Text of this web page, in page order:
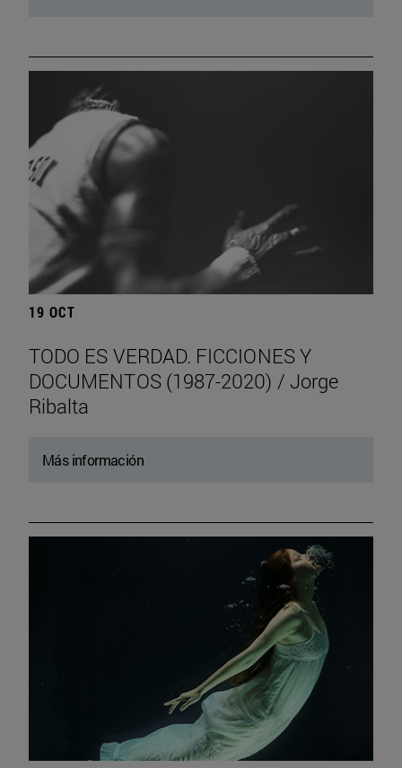
19 OCT
TODO ES VERDAD. FICCIONES Y
DOCUMENTOS (1987-2020) / Jorge
Ribalta
Más información